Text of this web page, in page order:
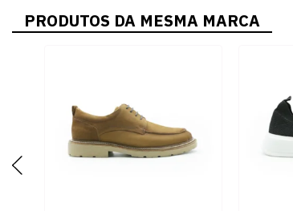
PRODUTOS DA MESMA MARCA